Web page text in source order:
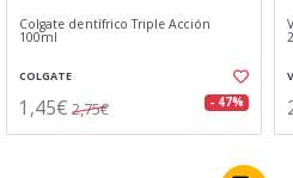
Colgate dentífrico Triple Acción
100ml
COLGATE
1,45€ 2,75€ - 47%